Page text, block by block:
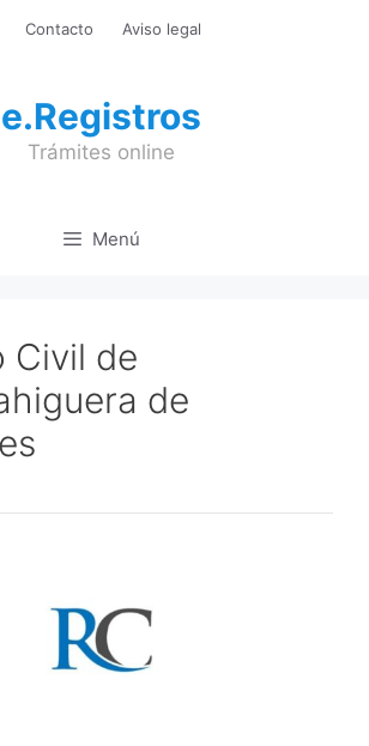
Contacto Aviso legal
e.Registros
Trámites online
Menú
Civil de
de